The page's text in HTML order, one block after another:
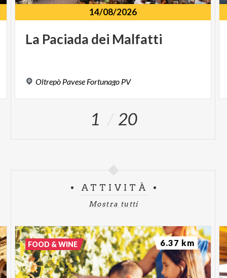
Un invito a vivere la bellezza dell’Oltrepò con occhi
innamorati, nella cornice autentica e poetica di uno
dei suoi borghi più affascinanti.
14/08/2026
La Paciada dei Malfatti
Oltrepò Pavese Fortunago PV
1 20
ATTIVITÀ
Mostra tutti
FOOD & WINE 6.37 km